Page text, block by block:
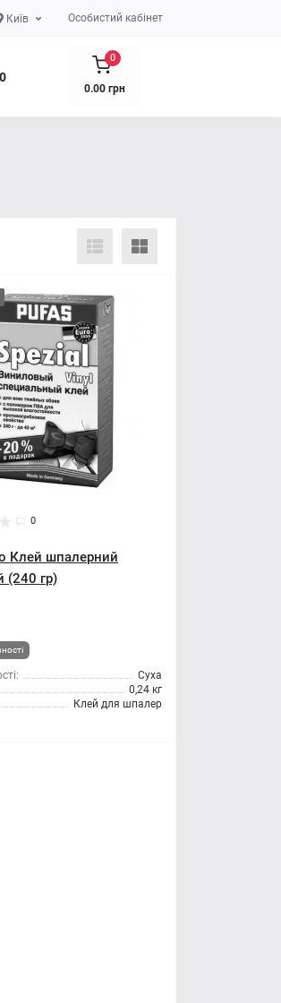
Київ Особистий кабінет
0
0.00 грн
0
Клей шпалерний
(240 гр)
Суха
0,24 кг
Клей для шпалер